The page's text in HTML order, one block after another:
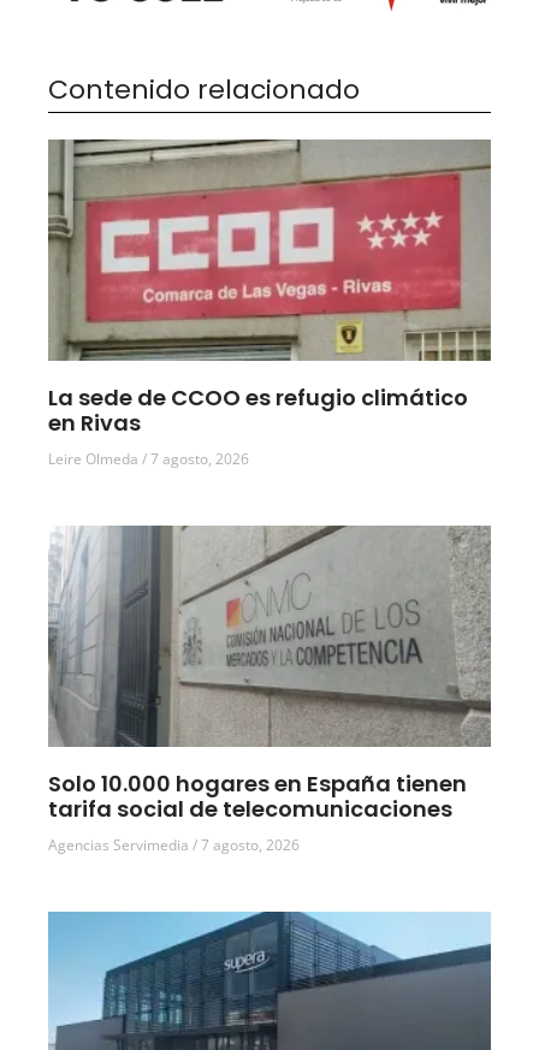
Contenido relacionado
La sede de CCOO es refugio climático
en Rivas
Leire Olmeda 7 agosto, 2026
Solo 10.000 hogares en España tienen
tarifa social de telecomunicaciones
Agencias Servimedia 7 agosto, 2026